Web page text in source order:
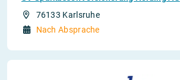
76133 Karlsruhe
Nach Absprache